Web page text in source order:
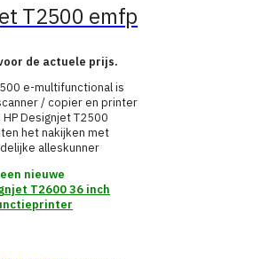
T2500 emfp
de actuele prijs.
e-multifunctional is
/ copier en printer
Designjet T2500
het nakijken met
alleskunner
nieuwe
T2600 36 inch